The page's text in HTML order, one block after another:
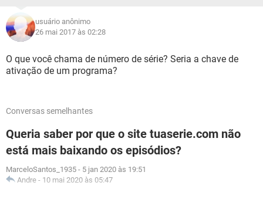
usuário anônimo
26 mai 2017 às 02:28
O que você chama de número de série? Seria a chave de
ativação de um programa?
Conversas semelhantes
Queria saber por que o site tuaserie.com não
está mais baixando os episódios?
MarceloSantos_1935 - 5 jan 2020 às 19:51
Andre - 10 mai 2020 às 05:47